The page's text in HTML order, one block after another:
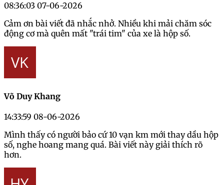
08:36:03 07-06-2026
Cảm ơn bài viết đã nhắc nhở. Nhiều khi mải chăm sóc
động cơ mà quên mất "trái tim" của xe là hộp số.
Võ Duy Khang
14:33:59 08-06-2026
Mình thấy có người bảo cứ 10 vạn km mới thay dầu hộp
số, nghe hoang mang quá. Bài viết này giải thích rõ
hơn.